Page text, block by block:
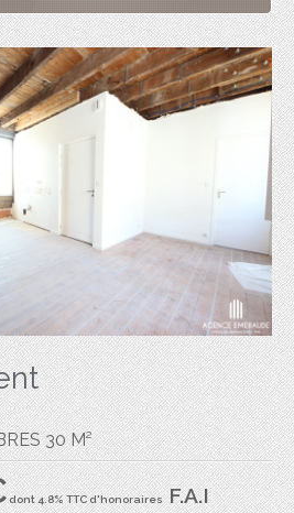
30 M²
dont 4.8% TTC d'honorairesF.A.I